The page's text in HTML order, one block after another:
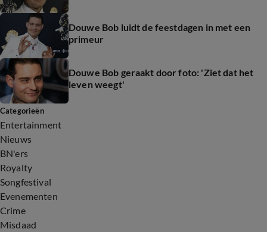
Douwe Bob luidt de feestdagen in met een
primeur
Douwe Bob geraakt door foto: 'Ziet dat het
leven weegt'
Categorieën
Entertainment
Nieuws
BN'ers
Royalty
Songfestival
Evenementen
Crime
Misdaad